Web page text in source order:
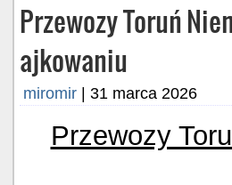
Przewozy Toruń
ajkowaniu
miromir | 31 marca 2026
Przewozy